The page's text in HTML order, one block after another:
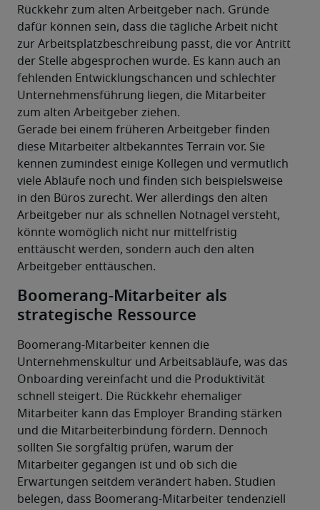
Rückkehr zum alten Arbeitgeber nach. Gründe
dafür können sein, dass die tägliche Arbeit nicht
zur Arbeitsplatzbeschreibung passt, die vor Antritt
der Stelle abgesprochen wurde. Es kann auch an
fehlenden Entwicklungschancen und schlechter
Unternehmensführung liegen, die Mitarbeiter
zum alten Arbeitgeber ziehen.
Gerade bei einem früheren Arbeitgeber finden
diese Mitarbeiter altbekanntes Terrain vor. Sie
kennen zumindest einige Kollegen und vermutlich
viele Abläufe noch und finden sich beispielsweise
in den Büros zurecht. Wer allerdings den alten
Arbeitgeber nur als schnellen Notnagel versteht,
könnte womöglich nicht nur mittelfristig
enttäuscht werden, sondern auch den alten
Arbeitgeber enttäuschen.
Boomerang-Mitarbeiter als
strategische Ressource
Boomerang-Mitarbeiter kennen die
Unternehmenskultur und Arbeitsabläufe, was das
Onboarding vereinfacht und die Produktivität
schnell steigert. Die Rückkehr ehemaliger
Mitarbeiter kann das Employer Branding stärken
und die Mitarbeiterbindung fördern. Dennoch
sollten Sie sorgfältig prüfen, warum der
Mitarbeiter gegangen ist und ob sich die
Erwartungen seitdem verändert haben. Studien
belegen, dass Boomerang-Mitarbeiter tendenziell